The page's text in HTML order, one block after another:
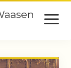
open
menu